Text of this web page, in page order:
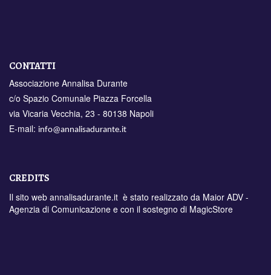
CONTATTI
Associazione Annalisa Durante
c/o Spazio Comunale Piazza Forcella
via Vicaria Vecchia, 23 - 80138 Napoli
E-mail: info@annalisadurante.it
CREDITS
Il sito web annalisadurante.it è stato realizzato da Maior ADV -
Agenzia di Comunicazione e con il sostegno di MagicStore